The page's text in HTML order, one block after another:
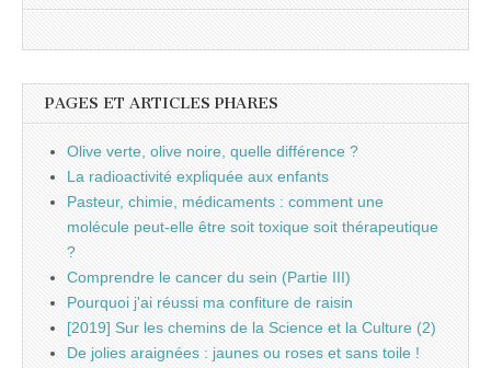
PAGES ET ARTICLES PHARES
Olive verte, olive noire, quelle différence ?
La radioactivité expliquée aux enfants
Pasteur, chimie, médicaments : comment une
molécule peut-elle être soit toxique soit thérapeutique
?
Comprendre le cancer du sein (Partie III)
Pourquoi j'ai réussi ma confiture de raisin
[2019] Sur les chemins de la Science et la Culture (2)
De jolies araignées : jaunes ou roses et sans toile !